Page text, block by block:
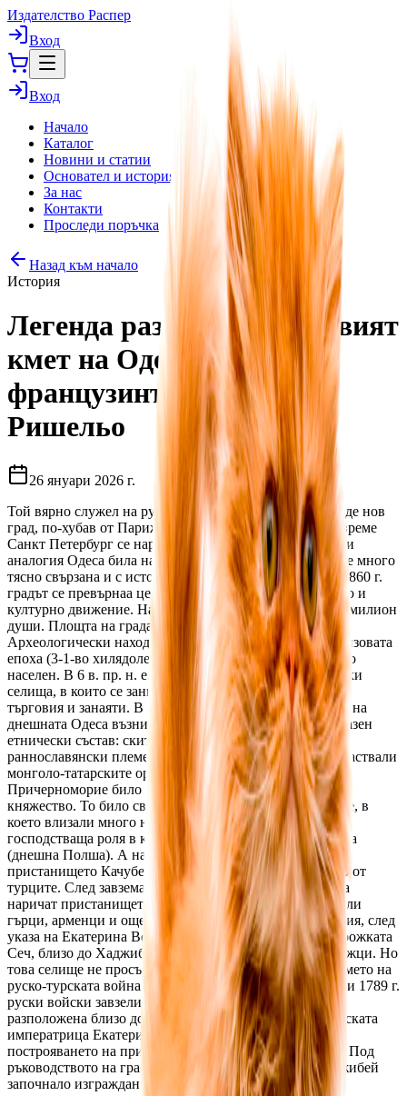
Издателство Распер
Вход
Вход
Начало
Каталог
Новини и статии
Основател и история
За нас
Контакти
Проследи поръчка
Назад към начало
История
Легенда разказва, че първият
кмет на Одеса бил
французинът херцог Де
Ришельо
26 януари 2026 г.
Той вярно служел на руския престол и решил да създаде нов
град, по-хубав от Париж и Санкт Петербург. В онова време
Санкт Петербург се наричал Северна Палмира. По тази
аналогия Одеса била наречена Южна Палмира. Одеса е много
тясно свързана и с историята на България. През 1840-1860 г.
градът се превърнаа център на българското обществено и
културно движение. Населението на Одеса е над един милион
души. Площта на града е 160 квадратни километра.
Археологически находки показват, че в медната и бронзовата
епоха (3-1-во хилядолетие пр. н. е.) градът е бил плътно
населен. В 6 в. пр. н. е. на тези места възникнали гръцки
селища, в които се занимавали със земеделие, риболов,
търговия и занаяти. В 1-вите векове от н. е. на мястото на
днешната Одеса възникнали много селища с разнообразен
етнически състав: скитско-сарматски, дакогенски и
раннославянски племена. През 13 век по тези места властвали
монголо-татарските орди. През 14 век Западното
Причерноморие било завладяно от Великото Литовско
княжество. То било своеобразно държавно образувание, в
което влизали много народи. В следващите векове
господстваща роля в княжеството имала Реч Посполита
(днешна Полша). А на мястото на Одеса възникнало
пристанището Качубей. През 15 век то било завладяно от
турците. След завземането му от турците започнали да
наричат пристанището Хаджибей. В Хаджибей живеели
гърци, арменци и още много народи. По някои сведения, след
указа на Екатерина Велика за ликвидирането на Запорожката
Сеч, близо до Хаджибей (Пересил) се заселили запорожци. Но
това селище не просъществувало много дълго. По времето на
руско-турската война през 1787-1791 г. на 14 септември 1789 г.
руски войски завзели крепостта Ени Дуня, която била
разположена близо до Хаджибей. На 27 май 1794 г. руската
императрица Екатерина Втора подписала указ за
построяването на пристанище в Хаджибейския залив. Под
ръководството на граф А. Суворов през 1793 г. в Хаджибей
започнало изграждането на крепост. През 1794 г. било